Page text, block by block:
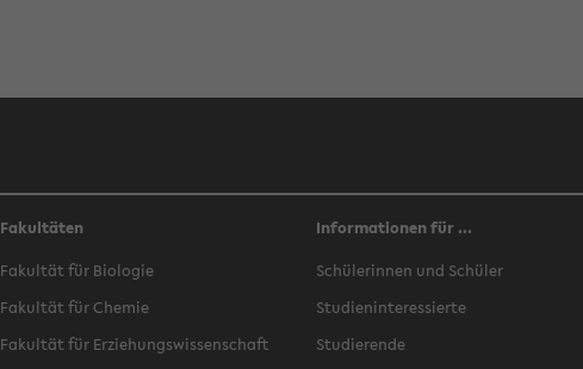
Fakultäten
Fakultät für Biologie
Fakultät für Chemie
Fakultät für Erziehungswissenschaft
Informationen für ...
Schülerinnen und Schüler
Studieninteressierte
Studierende